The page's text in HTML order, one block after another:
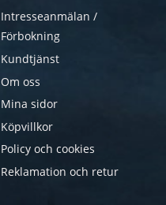
Intresseanmälan /
Förbokning
Kundtjänst
Om oss
Mina sidor
Köpvillkor
Policy och cookies
Reklamation och retur